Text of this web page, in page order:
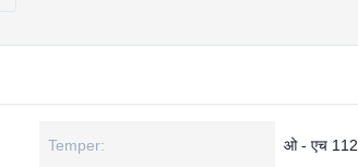
Temper: ओ - एच 112